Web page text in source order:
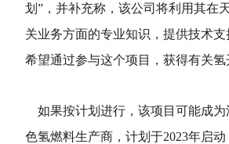
划”，并补充称，该公司将利用其在
关业务方面的专业知识，提供技术
希望通过参与这个项目，获得有关
如果按计划进行，该项目可能成为
色氢燃料生产商，计划于2023年启